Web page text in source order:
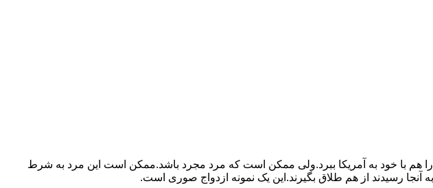
را هم با خود به آمریکا ببرد.ولی ممکن است که مرد مجرد باشد.ممکن است این مرد به شرط
آنجا رسیدند از هم طلاق بگیرند.این یک نمونه ازدواج صوری است.